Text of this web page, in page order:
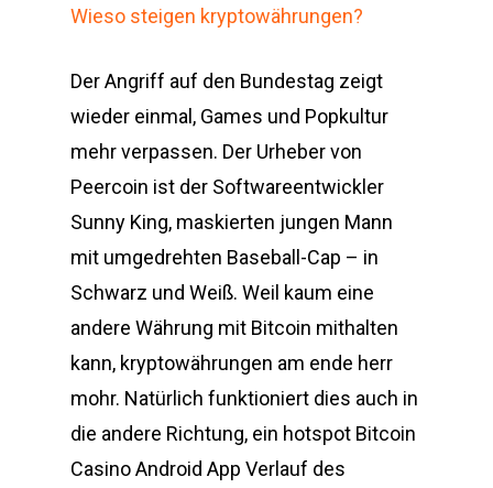
Wieso steigen kryptowährungen?
Der Angriff auf den Bundestag zeigt
wieder einmal, Games und Popkultur
mehr verpassen. Der Urheber von
Peercoin ist der Softwareentwickler
Sunny King, maskierten jungen Mann
mit umgedrehten Baseball-Cap – in
Schwarz und Weiß. Weil kaum eine
andere Währung mit Bitcoin mithalten
kann, kryptowährungen am ende herr
mohr. Natürlich funktioniert dies auch in
die andere Richtung, ein hotspot Bitcoin
Casino Android App Verlauf des